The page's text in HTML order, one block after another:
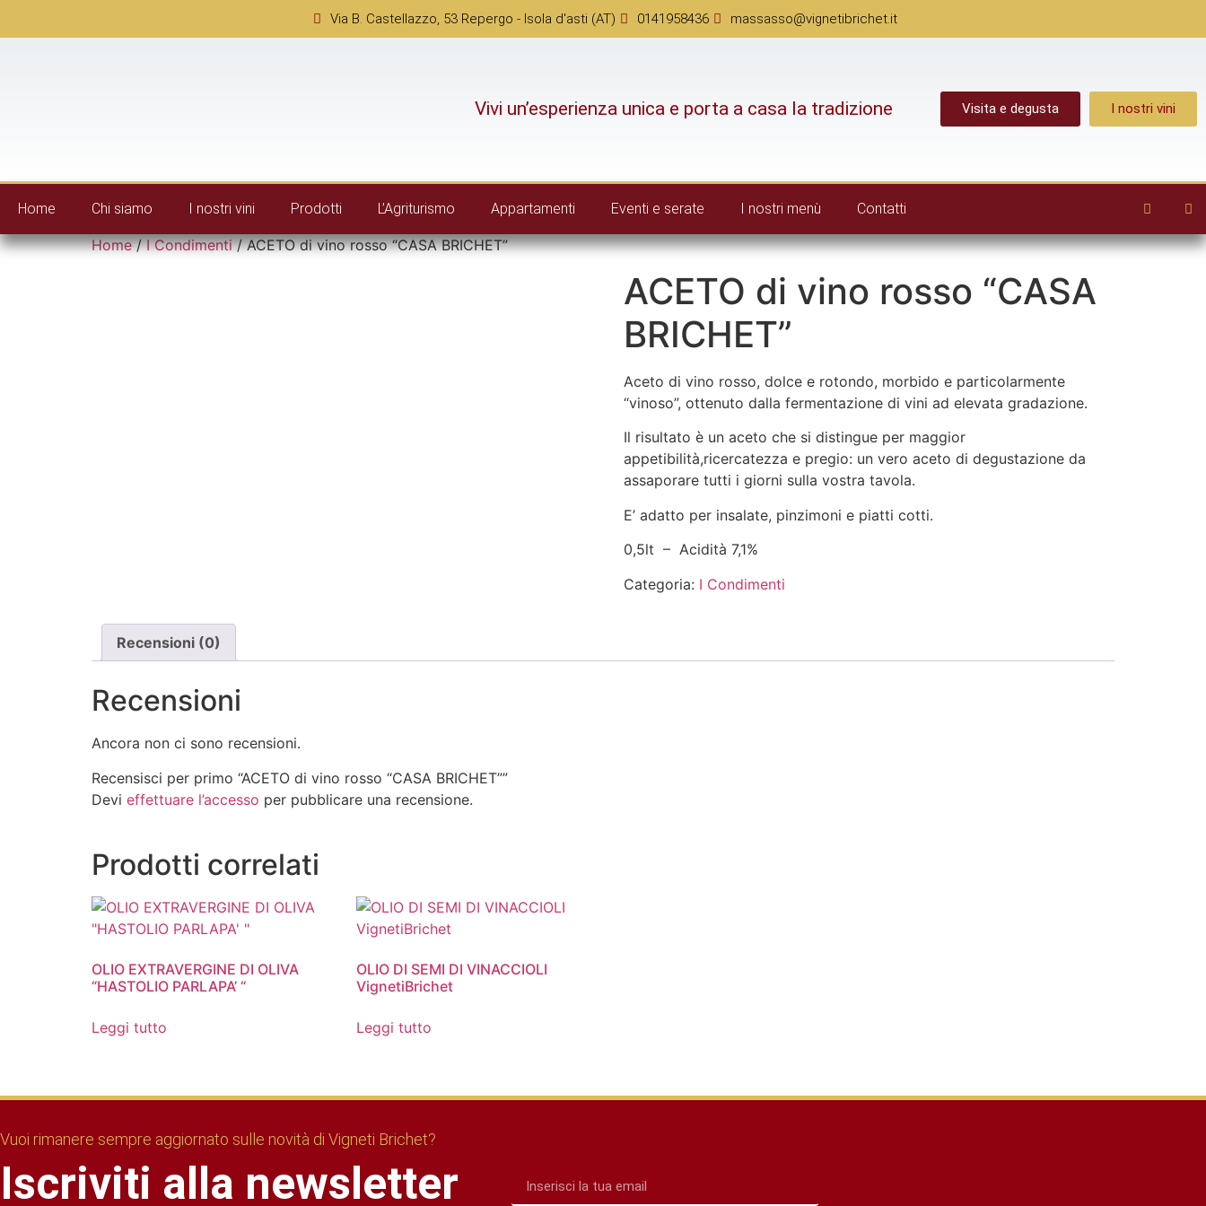
Via B. Castellazzo, 53 Repergo - Isola d'asti (AT) 0141958436 massasso@vignetibrichet.it
Vivi un’esperienza unica e porta a casa la tradizione Visita e degusta I nostri vini
Home Chi siamo I nostri vini Prodotti L’Agriturismo Appartamenti Eventi e serate I nostri menù Contatti
Home/I Condimenti/ ACETO di vino rosso “CASA BRICHET”
ACETO di vino rosso “CASA
BRICHET”
Aceto di vino rosso, dolce e rotondo, morbido e particolarmente
“vinoso”, ottenuto dalla fermentazione di vini ad elevata gradazione.
Il risultato è un aceto che si distingue per maggior
appetibilità,ricercatezza e pregio: un vero aceto di degustazione da
assaporare tutti i giorni sulla vostra tavola.
E’ adatto per insalate, pinzimoni e piatti cotti.
0,5lt – Acidità 7,1%
Categoria: I Condimenti
Recensioni (0)
Recensioni
Ancora non ci sono recensioni.
Recensisci per primo “ACETO di vino rosso “CASA BRICHET””
Devi effettuare l’accesso per pubblicare una recensione.
Prodotti correlati
OLIO EXTRAVERGINE DI OLIVA
“HASTOLIO PARLAPA’ “
Leggi tutto
OLIO DI SEMI DI VINACCIOLI
VignetiBrichet
Leggi tutto
Vuoi rimanere sempre aggiornato sulle novità di Vigneti Brichet?
Iscriviti alla newsletter